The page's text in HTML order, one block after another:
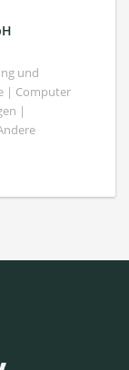
und
| Computer
|